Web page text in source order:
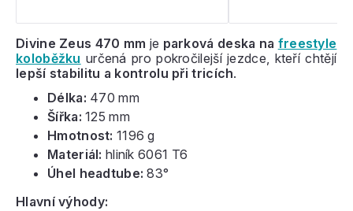
Divine Zeus 470 mm je parková deska na freestyle
koloběžku určená pro pokročilejší jezdce, kteří chtějí
lepší stabilitu a kontrolu při tricích.
Délka: 470 mm
Šířka: 125 mm
Hmotnost: 1196 g
Materiál: hliník 6061 T6
Úhel headtube: 83°
Hlavní výhody: